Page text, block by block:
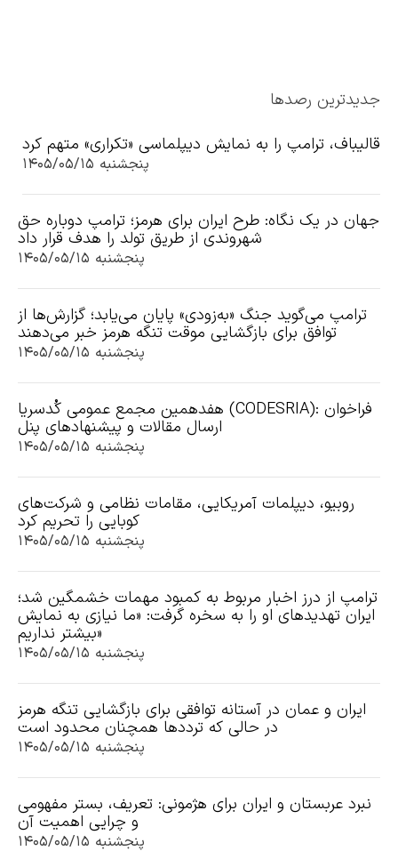
جدیدترین رصدها
قالیباف، ترامپ را به نمایش دیپلماسی «تکراری» متهم کرد
پنجشنبه ۱۴۰۵/۰۵/۱۵
جهان در یک نگاه: طرح ایران برای هرمز؛ ترامپ دوباره حق
شهروندی از طریق تولد را هدف قرار داد
پنجشنبه ۱۴۰۵/۰۵/۱۵
ترامپ می‌گوید جنگ «به‌زودی» پایان می‌یابد؛ گزارش‌ها از
توافق برای بازگشایی موقت تنگه هرمز خبر می‌دهند
پنجشنبه ۱۴۰۵/۰۵/۱۵
هفدهمین مجمع عمومی کُدسریا (CODESRIA): فراخوان
ارسال مقالات و پیشنهادهای پنل
پنجشنبه ۱۴۰۵/۰۵/۱۵
روبیو، دیپلمات آمریکایی، مقامات نظامی و شرکت‌های
کوبایی را تحریم کرد
پنجشنبه ۱۴۰۵/۰۵/۱۵
ترامپ از درز اخبار مربوط به کمبود مهمات خشمگین شد؛
ایران تهدیدهای او را به سخره گرفت: «ما نیازی به نمایش
بیشتر نداریم»
پنجشنبه ۱۴۰۵/۰۵/۱۵
ایران و عمان در آستانه توافقی برای بازگشایی تنگه هرمز
در حالی که ترددها همچنان محدود است
پنجشنبه ۱۴۰۵/۰۵/۱۵
نبرد عربستان و ایران برای هژمونی: تعریف، بستر مفهومی
و چرایی اهمیت آن
پنجشنبه ۱۴۰۵/۰۵/۱۵